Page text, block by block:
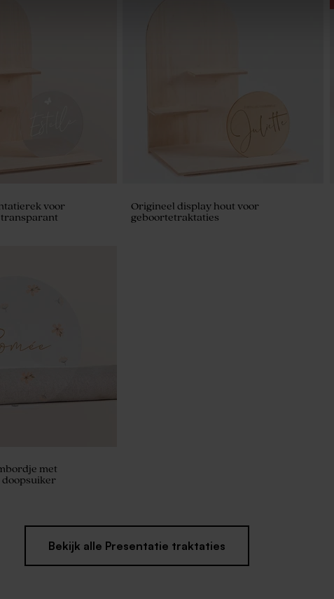
voor
Origineel display hout voor
geboortetraktaties
met
doopsuiker
Bekijk alle Presentatie traktaties